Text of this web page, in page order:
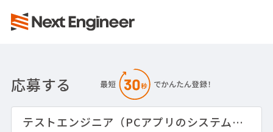
応募する
テストエンジニア（PCアプリのシステムテスト）